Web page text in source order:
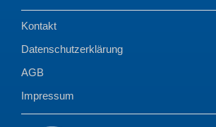
Kontakt
Datenschutzerklärung
AGB
Impressum